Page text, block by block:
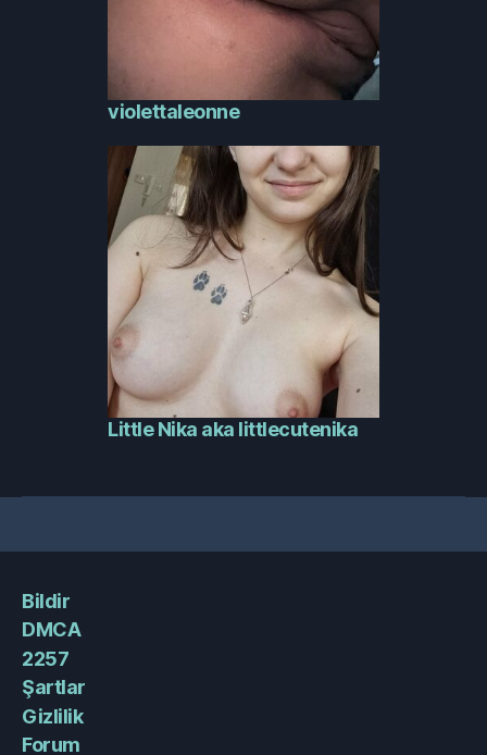
violettaleonne
Little Nika aka littlecutenika
Bildir
DMCA
2257
Şartlar
Gizlilik
Forum